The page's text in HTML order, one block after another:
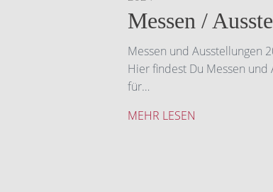
Messen /
Messen und Ausstellungen
Hier findest Du Messen und
für…
MEHR LESEN